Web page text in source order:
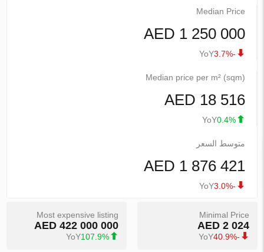
Median Price
1 250 000 AED
-3.7%
YoY
Median price per m² (sqm)
18 516 AED
0.4%
YoY
متوسط السعر
1 876 421 AED
-3.0%
YoY
Minimal Price
2 024 AED
-40.9%
YoY
Most expensive listing
422 000 000 AED
107.9%
YoY